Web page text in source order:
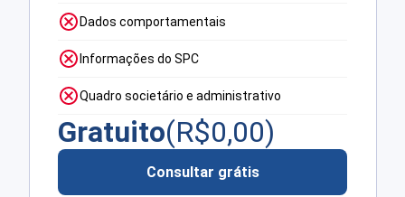
Dados comportamentais
Informações do SPC
Quadro societário e administrativo
Gratuito(R$0,00)
Consultar grátis